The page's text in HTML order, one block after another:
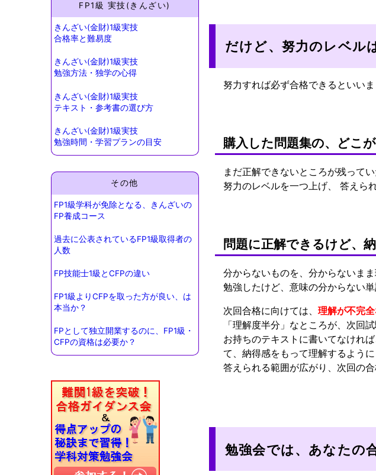
FP1級 実技(きんざい)
きんざい(金財)1級実技
合格率と難易度
きんざい(金財)1級実技
勉強方法・独学の心得
きんざい(金財)1級実技
テキスト・参考書の選び方
きんざい(金財)1級実技
勉強時間・学習プランの目安
その他
FP1級学科が免除となる、きんざいの
FP養成コース
過去に公表されているFP1級取得者の
人数
FP技能士1級とCFPの違い
FP1級よりCFPを取った方が良い、は
本当か？
FPとして独立開業するのに、FP1級・
CFPの資格は必要か？
だけど、努力のレベル
努力すれば必ず合格できるといい
購入した問題集の、どこ
まだ正解できないところが残って
努力のレベルを一つ上げ、 答えら
問題に正解できるけど、
分からないものを、分からないま
勉強したけど、意味の分からない
次回合格に向けては、 理解が不完
「理解度半分」なところが、次回
お持ちのテキストに書いてなけれ
て、納得感をもって理解するように
答えられる範囲が広がり、次回の
勉強会では、あなたの